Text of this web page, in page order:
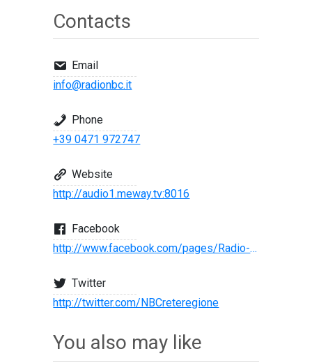
Contacts
Email
info@radionbc.it
Phone
+39 0471 972747
Website
http://audio1.meway.tv:8016
Facebook
http://www.facebook.com/pages/Radio-Nbc/137769048117
Twitter
http://twitter.com/NBCreteregione
You also may like